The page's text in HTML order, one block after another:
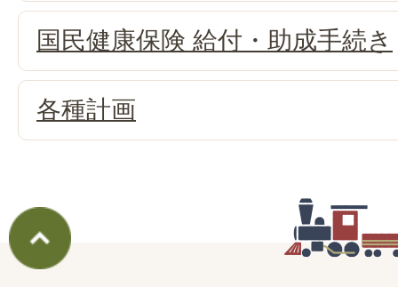
国民健康保険 給付・助成手続き
各種計画